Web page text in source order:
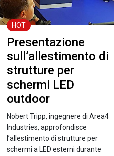
HOT
Presentazione
sull’allestimento di
strutture per
schermi LED
outdoor
Nobert Tripp, ingegnere di Area4
Industries, approfondisce
l’allestimento di strutture per
schermi a LED esterni durante